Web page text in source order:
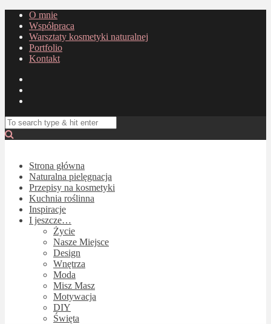
O mnie
Współpraca
Warsztaty kosmetyki naturalnej
Portfolio
Kontakt
Strona główna
Naturalna pielęgnacja
Przepisy na kosmetyki
Kuchnia roślinna
Inspiracje
I jeszcze…
Życie
Nasze Miejsce
Design
Wnętrza
Moda
Misz Masz
Motywacja
DIY
Święta